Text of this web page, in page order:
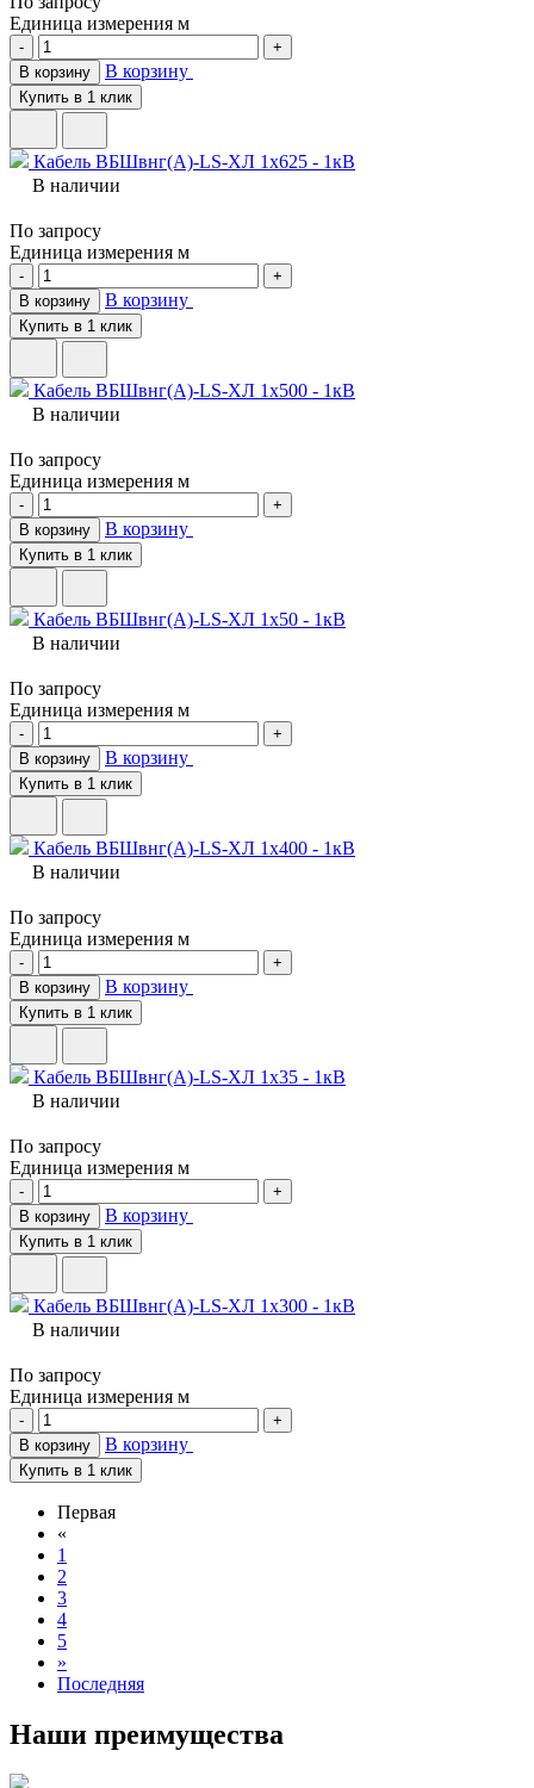
Единица измерения м
-
+
В корзину
В корзину
Купить в 1 клик
Кабель ВБШвнг(A)-LS-ХЛ 1х625 - 1кВ
В наличии
По запросу
Единица измерения м
-
+
В корзину
В корзину
Купить в 1 клик
Кабель ВБШвнг(A)-LS-ХЛ 1х500 - 1кВ
В наличии
По запросу
Единица измерения м
-
+
В корзину
В корзину
Купить в 1 клик
Кабель ВБШвнг(A)-LS-ХЛ 1х50 - 1кВ
В наличии
По запросу
Единица измерения м
-
+
В корзину
В корзину
Купить в 1 клик
Кабель ВБШвнг(A)-LS-ХЛ 1х400 - 1кВ
В наличии
По запросу
Единица измерения м
-
+
В корзину
В корзину
Купить в 1 клик
Кабель ВБШвнг(A)-LS-ХЛ 1х35 - 1кВ
В наличии
По запросу
Единица измерения м
-
+
В корзину
В корзину
Купить в 1 клик
Кабель ВБШвнг(A)-LS-ХЛ 1х300 - 1кВ
В наличии
По запросу
Единица измерения м
-
+
В корзину
В корзину
Купить в 1 клик
Первая
«
1
2
3
4
5
»
Последняя
Наши преимущества